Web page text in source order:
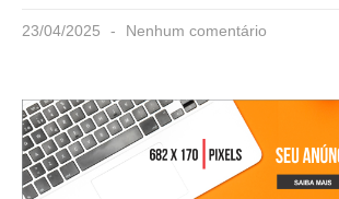
23/04/2025 Nenhum comentário